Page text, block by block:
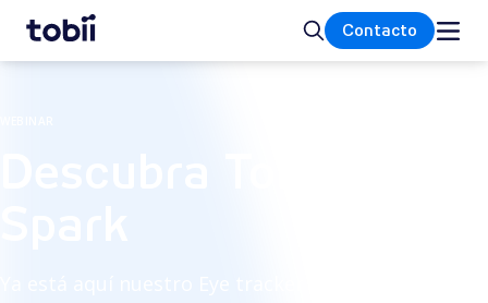
Inicio BuscarContacto